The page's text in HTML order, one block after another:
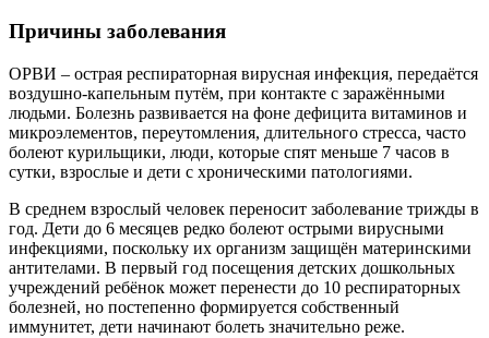
Причины заболевания
ОРВИ – острая респираторная вирусная инфекция, передаётся
воздушно-капельным путём, при контакте с заражёнными
людьми. Болезнь развивается на фоне дефицита витаминов и
микроэлементов, переутомления, длительного стресса, часто
болеют курильщики, люди, которые спят меньше 7 часов в
сутки, взрослые и дети с хроническими патологиями.
В среднем взрослый человек переносит заболевание трижды в
год. Дети до 6 месяцев редко болеют острыми вирусными
инфекциями, поскольку их организм защищён материнскими
антителами. В первый год посещения детских дошкольных
учреждений ребёнок может перенести до 10 респираторных
болезней, но постепенно формируется собственный
иммунитет, дети начинают болеть значительно реже.